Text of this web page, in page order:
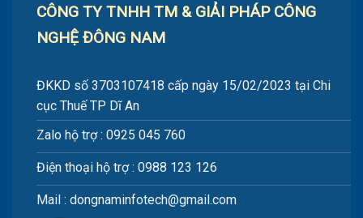
CÔNG TY TNHH TM & GIẢI PHÁP CÔNG
NGHỆ ĐÔNG NAM
ĐKKD số 3703107418 cấp ngày 15/02/2023 tại Chi
cục Thuế TP Dĩ An
Zalo hộ trợ : 0925 045 760
Điện thoại hộ trợ : 0988 123 126
Mail : dongnaminfotech@gmail.com